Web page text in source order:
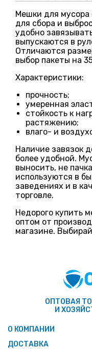
Мешки для мусора
для сбора и
удобно
выпускаются в
Отличаются
выбор пакеты на
Характеристики:
прочность;
умеренная
стойкость к
растяжению;
влаго- и
Наличие завязок
более удобной.
выносить, не
используются в
заведениях и в
торговле.
Недорого купить
оптом от
магазине.
ОПТОВАЯ
И
О КОМПАНИИ
ДОСТАВКА